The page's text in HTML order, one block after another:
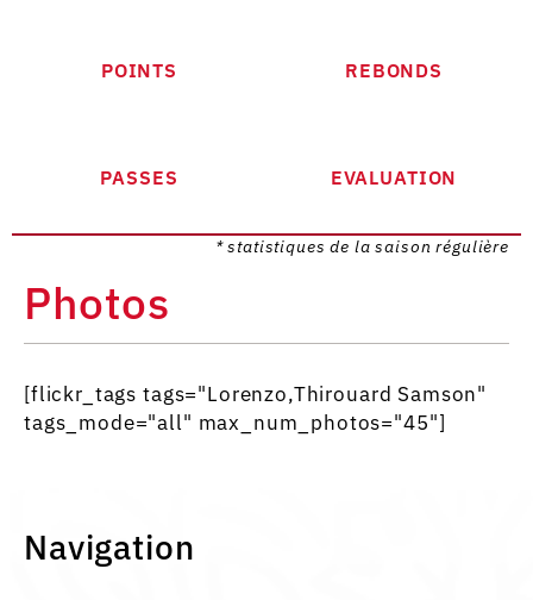
POINTS REBONDS
PASSES EVALUATION
* statistiques de la saison régulière
Photos
[flickr_tags tags="Lorenzo,Thirouard Samson"
tags_mode="all" max_num_photos="45"]
Navigation